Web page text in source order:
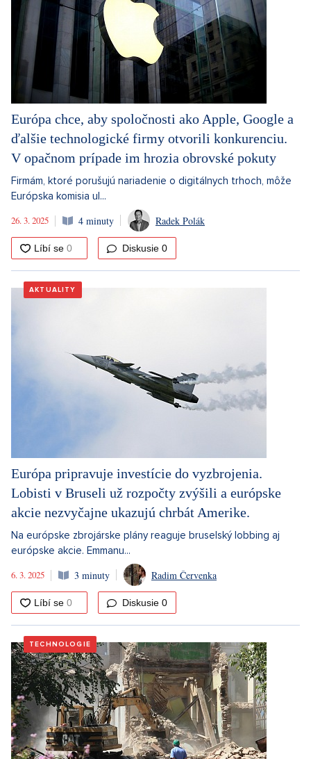
Európa chce, aby spoločnosti ako Apple, Google a
ďalšie technologické firmy otvorili konkurenciu.
V opačnom prípade im hrozia obrovské pokuty
Firmám, ktoré porušujú nariadenie o digitálnych trhoch, môže
Európska komisia ul...
26. 3. 2025
4 minuty Radek Polák
Diskusie 0
AKTUALITY
Európa pripravuje investície do vyzbrojenia.
Lobisti v Bruseli už rozpočty zvýšili a európske
akcie nezvyčajne ukazujú chrbát Amerike.
Na európske zbrojárske plány reaguje bruselský lobbing aj
európske akcie. Emmanu...
6. 3. 2025
3 minuty Radim Červenka
Diskusie 0
TECHNOLOGIE